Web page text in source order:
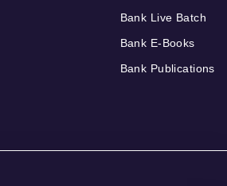
Bank Live Batch
Bank E-Books
Bank Publications